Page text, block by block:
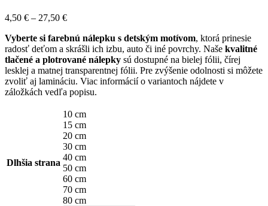
4,50 € – 27,50 €Price
4,50 €
through
27,50 €
Vyberte si farebnú nálepku s detským motívom, ktorá prinesie
radosť deťom a skrášli ich izbu, auto či iné povrchy. Naše kvalitné
tlačené a plotrované nálepky sú dostupné na bielej fólii, čírej
lesklej a matnej transparentnej fólii. Pre zvýšenie odolnosti si môžete
zvoliť aj lamináciu. Viac informácií o variantoch nájdete v
záložkách vedľa popisu.
Dlhšia strana
10 cm
15 cm
20 cm
30 cm
40 cm
50 cm
60 cm
70 cm
80 cm